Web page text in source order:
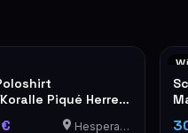
Piqué Herren
Hesperange